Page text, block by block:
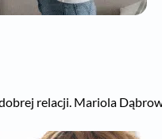
relacji. Mariola